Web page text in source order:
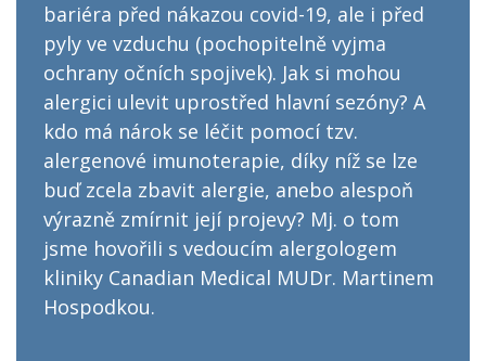
bariéra před nákazou covid-19, ale i před
pyly ve vzduchu (pochopitelně vyjma
ochrany očních spojivek). Jak si mohou
alergici ulevit uprostřed hlavní sezóny? A
kdo má nárok se léčit pomocí tzv.
alergenové imunoterapie, díky níž se lze
buď zcela zbavit alergie, anebo alespoň
výrazně zmírnit její projevy? Mj. o tom
jsme hovořili s vedoucím alergologem
kliniky Canadian Medical MUDr. Martinem
Hospodkou.